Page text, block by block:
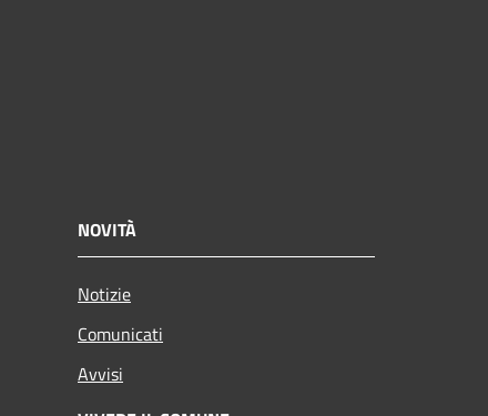
NOVITÀ
Notizie
Comunicati
Avvisi